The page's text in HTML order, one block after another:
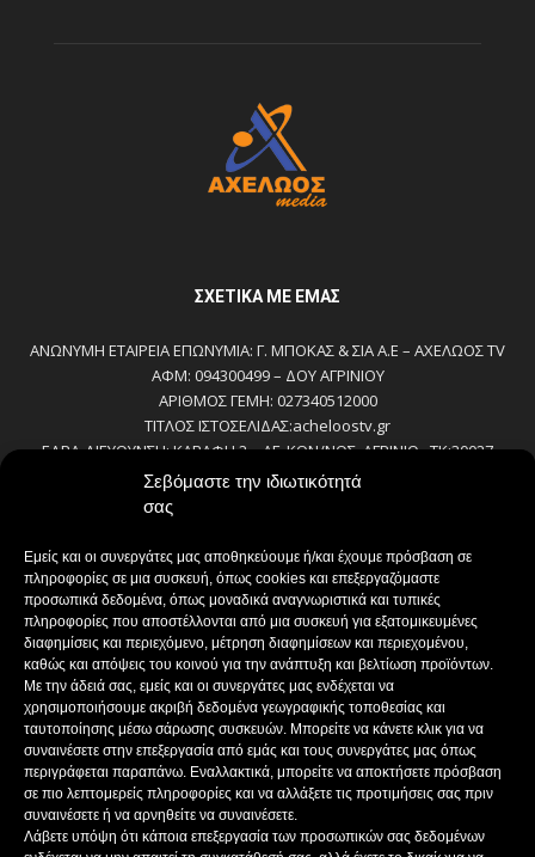
Σεβόμαστε την ιδιωτικότητά
σας
Εμείς και οι συνεργάτες μας αποθηκεύουμε ή/και έχουμε πρόσβαση σε
πληροφορίες σε μια συσκευή, όπως cookies και επεξεργαζόμαστε
προσωπικά δεδομένα, όπως μοναδικά αναγνωριστικά και τυπικές
πληροφορίες που αποστέλλονται από μια συσκευή για εξατομικευμένες
διαφημίσεις και περιεχόμενο, μέτρηση διαφημίσεων και περιεχομένου,
καθώς και απόψεις του κοινού για την ανάπτυξη και βελτίωση προϊόντων.
Με την άδειά σας, εμείς και οι συνεργάτες μας ενδέχεται να
χρησιμοποιήσουμε ακριβή δεδομένα γεωγραφικής τοποθεσίας και
ταυτοποίησης μέσω σάρωσης συσκευών. Μπορείτε να κάνετε κλικ για να
συναινέσετε στην επεξεργασία από εμάς και τους συνεργάτες μας όπως
περιγράφεται παραπάνω. Εναλλακτικά, μπορείτε να αποκτήσετε πρόσβαση
σε πιο λεπτομερείς πληροφορίες και να αλλάξετε τις προτιμήσεις σας πριν
συναινέσετε ή να αρνηθείτε να συναινέσετε.
Λάβετε υπόψη ότι κάποια επεξεργασία των προσωπικών σας δεδομένων
ΣΧΕΤΙΚΆ ΜΕ ΕΜΆΣ
ΑΝΩΝΥΜΗ ΕΤΑΙΡΕΙΑ ΕΠΩΝΥΜΙΑ: Γ. ΜΠΟΚΑΣ & ΣΙΑ Α.Ε – ΑΧΕΛΩΟΣ TV
ΑΦΜ: 094300499 – ΔΟΥ ΑΓΡΙΝΙΟΥ
ΑΡΙΘΜΟΣ ΓΕΜΗ: 027340512000
ΤΙΤΛΟΣ ΙΣΤΟΣΕΛΙΔΑΣ:acheloostv.gr
ΕΔΡΑ-ΔΙΕΥΘΥΝΣΗ: ΚΑΒΑΦΗ 2 – ΑΓ. ΚΩΝ/ΝΟΣ, ΑΓΡΙΝΙΟ , ΤΚ:30027
ΤΗΛΕΦΩΝΟ: 2641022803 – 58800
E-MAIL: bokas@otenet.gr, info@axeloostv.gr
ΝΟΜΙΜΟΣ ΕΚΠΡΟΣΩΠΟΣ: ΜΠΟΚΑΣ ΚΩΝ/ΝΟΣ
ΔΙΕΥΘΥΝΤΗΣ: ΜΠΟΚΑΣ ΚΩΝ/ΝΟΣ
ΔΙΕΥΘΥΝΤΗΣ ΣΥΝΤΑΞΗΣ:ΚΟΥΤΣΙΚΟΣ ΠΑΝΤΕΛΗΣ
ΔΙΑΧΕΙΡΙΣΤΗΣ-ΔΙΚΑΙΟΥΧΟΣ domain: ΜΠΟΚΑΣ ΚΩΝ/ΝΟΣ – Γ. ΜΠΟΚΑΣ &
ΣΙΑ Α.Ε
ΔΗΜΟΣΙΟΓΡΑΦΟΙ:
ΚΟΥΤΣΙΚΟΣ ΠΑΝΤΕΛΗΣ
ΒΑΚΡΑΚΟΥ ΣΟΦΙΑ
ΠΑΠΑΔΗΜΗΤΡΙΟΥ ΔΗΜΗΤΡΗΣ
ΚΟΥΤΣΙΟΥΜΠΑΣ ΑΛΕΞΑΝΔΡΟΣ